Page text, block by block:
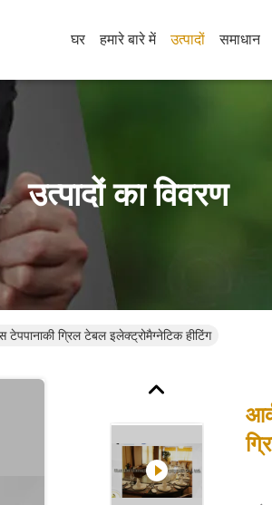
घर हमारे बारे में उत्पादों समाधान
उत्पादों का विवरण
ग्रिल टेबल इलेक्ट्रोमैग्नेटिक हीटिंग